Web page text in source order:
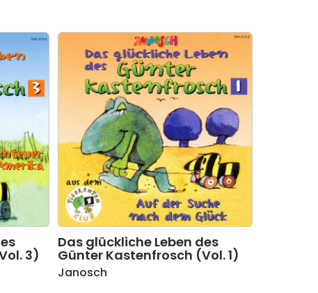
3)
Das glückliche Leben des
Günter Kastenfrosch (Vol. 1)
Janosch